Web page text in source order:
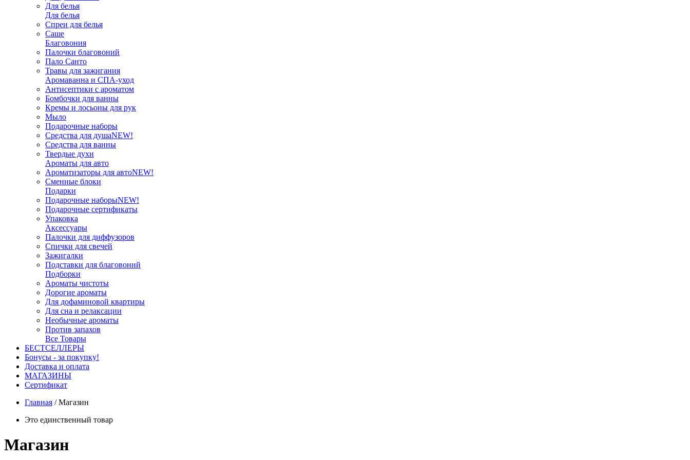
Для белья
Для белья
Спреи для белья
Саше
Благовония
Палочки благовоний
Пало Санто
Травы для зажигания
Аромаванна и СПА-уход
Антисептики с ароматом
Бомбочки для ванны
Кремы и лосьоны для рук
Мыло
Подарочные наборы
Средства для душаNEW!
Средства для ванны
Твердые духи
Ароматы для авто
Ароматизаторы для автоNEW!
Сменные блоки
Подарки
Подарочные наборыNEW!
Подарочные сертификаты
Упаковка
Аксессуары
Палочки для диффузоров
Спички для свечей
Зажигалки
Подставки для благовоний
Подборки
Ароматы чистоты
Дорогие ароматы
Для дофаминовой квартиры
Для сна и релаксации
Необычные ароматы
Против запахов
Все Товары
БЕСТСЕЛЛЕРЫ
Бонусы - за покупку!
Доставка и оплата
МАГАЗИНЫ
Cертификат
Главная /Магазин
Это единственный товар
Магазин